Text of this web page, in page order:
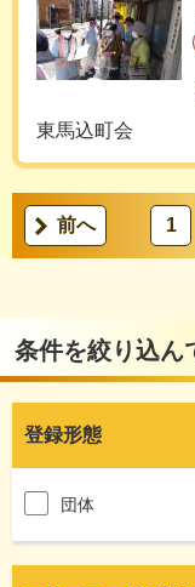
東馬込町会
前へ 1
条件を絞り込ん
登録形態
団体